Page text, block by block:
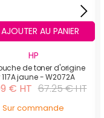
HP
de toner d'origine
117A jaune - W2072A
€ HT 67.25 € HT
Sur commande
AJOUTER AU PANIER